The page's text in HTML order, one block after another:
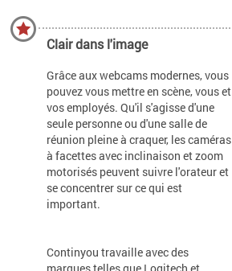
Clair dans l'image
Grâce aux webcams modernes, vous
pouvez vous mettre en scène, vous et
vos employés. Qu'il s'agisse d'une
seule personne ou d'une salle de
réunion pleine à craquer, les caméras
à facettes avec inclinaison et zoom
motorisés peuvent suivre l'orateur et
se concentrer sur ce qui est
important.
Continyou travaille avec des
marques telles que Logitech et